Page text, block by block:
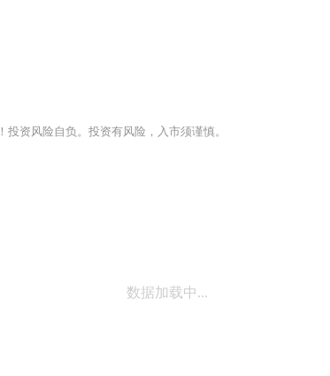
资风险自负。投资有风险，入市须谨慎。
数据加载中...